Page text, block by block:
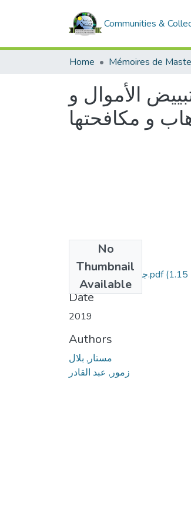
Communities &
Home Mémoires de
بالوقاية من تبييض الأموال و
و مكافحتها
No
Thumbnail
Available
جريمة تمويل الإرهاب.pdf(1.15
Date
2019
Authors
مستار, بلال
زمور, عبد القادر